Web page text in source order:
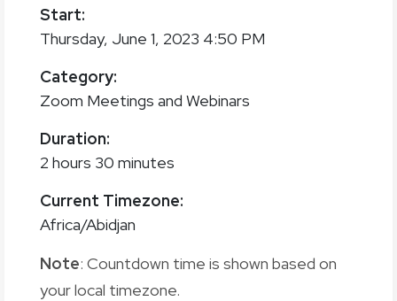
Start:
Thursday, June 1, 2023 4:50 PM
Category:
Zoom Meetings and Webinars
Duration:
2 hours 30 minutes
Current Timezone:
Africa/Abidjan
Note: Countdown time is shown based on
your local timezone.